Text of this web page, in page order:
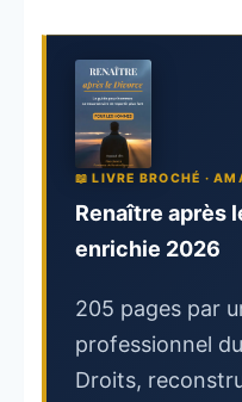
📖 LIVRE BROCHÉ ·
Renaître après
enrichie 2026
205 pages par
professionnel
Droits,